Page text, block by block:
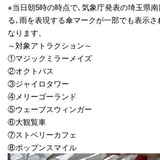
※当日朝5時の時点で､気象庁発表の埼玉県
る､雨を表現する傘マークが一部でも表示さ
なります。
～対象アトラクション～
①マジックミラーメイズ
②オクトパス
③ジャイロタワー
④メリーゴーランド
⑤ウェーブスウィンガー
⑥大観覧車
⑦ストベリーカフェ
⑧ポップンスマイル